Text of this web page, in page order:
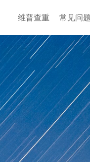
维普查重 常见问题